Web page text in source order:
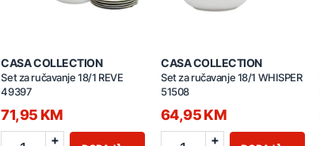
CASA COLLECTION
Set za ručavanje 18/1 REVE
49397
71,95 KM
+
CASA COLLECTION
Set za ručavanje 18/1 WHISPER
51508
64,95 KM
+